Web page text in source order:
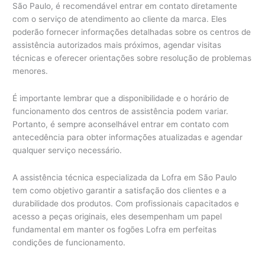
São Paulo, é recomendável entrar em contato diretamente
com o serviço de atendimento ao cliente da marca. Eles
poderão fornecer informações detalhadas sobre os centros de
assistência autorizados mais próximos, agendar visitas
técnicas e oferecer orientações sobre resolução de problemas
menores.
É importante lembrar que a disponibilidade e o horário de
funcionamento dos centros de assistência podem variar.
Portanto, é sempre aconselhável entrar em contato com
antecedência para obter informações atualizadas e agendar
qualquer serviço necessário.
A assistência técnica especializada da Lofra em São Paulo
tem como objetivo garantir a satisfação dos clientes e a
durabilidade dos produtos. Com profissionais capacitados e
acesso a peças originais, eles desempenham um papel
fundamental em manter os fogões Lofra em perfeitas
condições de funcionamento.